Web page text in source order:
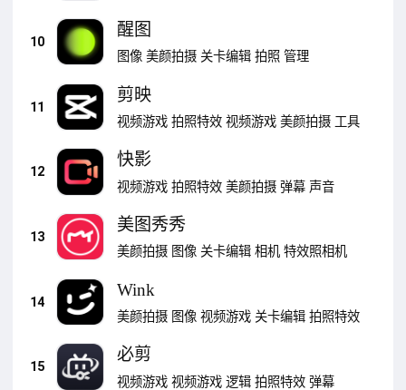
10
醒图
图像 美颜拍摄 关卡编辑 拍照 管理
11
剪映
视频游戏 拍照特效 视频游戏 美颜拍摄 工具
12
快影
视频游戏 拍照特效 美颜拍摄 弹幕 声音
13
美图秀秀
美颜拍摄 图像 关卡编辑 相机 特效照相机
14
Wink
美颜拍摄 图像 视频游戏 关卡编辑 拍照特效
15
必剪
视频游戏 视频游戏 逻辑 拍照特效 弹幕